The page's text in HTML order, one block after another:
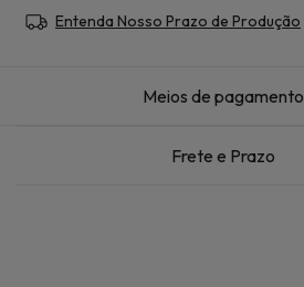
Entenda Nosso Prazo de Produção
Meios de pagamento
Frete e Prazo